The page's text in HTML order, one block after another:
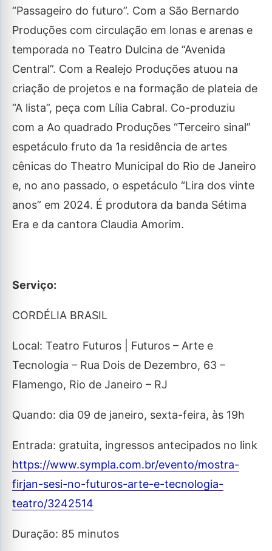
“Passageiro do futuro”. Com a São Bernardo
Produções com circulação em lonas e arenas e
temporada no Teatro Dulcina de “Avenida
Central”. Com a Realejo Produções atuou na
criação de projetos e na formação de plateia de
“A lista”, peça com Lília Cabral. Co-produziu
com a Ao quadrado Produções “Terceiro sinal”
espetáculo fruto da 1a residência de artes
cênicas do Theatro Municipal do Rio de Janeiro
e, no ano passado, o espetáculo “Lira dos vinte
anos” em 2024. É produtora da banda Sétima
Era e da cantora Claudia Amorim.
Serviço:
CORDÉLIA BRASIL
Local: Teatro Futuros | Futuros – Arte e
Tecnologia – Rua Dois de Dezembro, 63 –
Flamengo, Rio de Janeiro – RJ
Quando: dia 09 de janeiro, sexta-feira, às 19h
Entrada: gratuita, ingressos antecipados no link
https://www.sympla.com.br/evento/mostra-
firjan-sesi-no-futuros-arte-e-tecnologia-
teatro/3242514
Duração: 85 minutos